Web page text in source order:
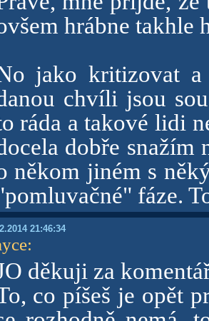
hrábne takhle
jako kritizovat
chvíli jsou
ráda a takové lidi
dobře snažím
někom jiném s
fáze.
21:46:34
:
děkuji za
co píšeš je opět